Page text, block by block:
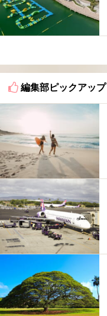
編集部ピックアップ